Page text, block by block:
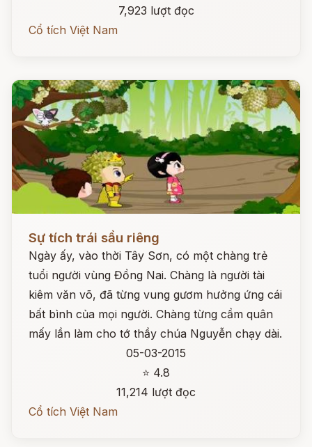
7,923 lượt đọc
Cổ tích Việt Nam
Sự tích trái sầu riêng
Ngày ấy, vào thời Tây Sơn, có một chàng trẻ
tuổi người vùng Đồng Nai. Chàng là người tài
kiêm văn võ, đã từng vung gươm hưởng ứng cái
bất bình của mọi người. Chàng từng cầm quân
mấy lần làm cho tớ thầy chúa Nguyễn chạy dài.
05-03-2015
⭐ 4.8
11,214 lượt đọc
Cổ tích Việt Nam